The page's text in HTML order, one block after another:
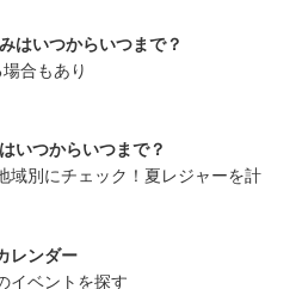
はいつからいつまで？
合もあり
いつからいつまで？
域別にチェック！夏レジャーを計
レンダー
イベントを探す